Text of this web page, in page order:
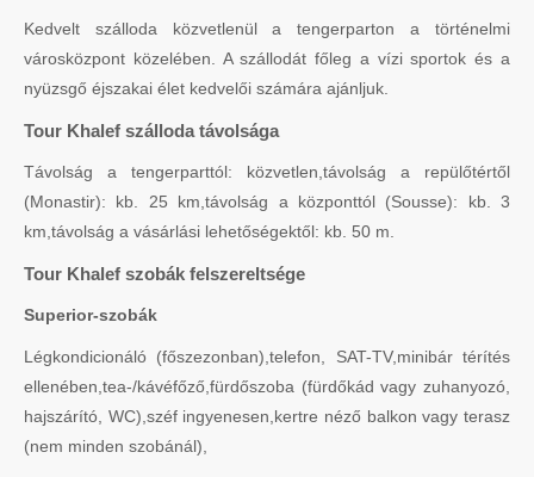
Kedvelt szálloda közvetlenül a tengerparton a történelmi
városközpont közelében. A szállodát főleg a vízi sportok és a
nyüzsgő éjszakai élet kedvelői számára ajánljuk.
Tour Khalef szálloda távolsága
Távolság a tengerparttól: közvetlen,távolság a repülőtértől
(Monastir): kb. 25 km,távolság a központtól (Sousse): kb. 3
km,távolság a vásárlási lehetőségektől: kb. 50 m.
Tour Khalef szobák felszereltsége
Superior-szobák
Légkondicionáló (főszezonban),telefon, SAT-TV,minibár térítés
ellenében,tea-/kávéfőző,fürdőszoba (fürdőkád vagy zuhanyozó,
hajszárító, WC),széf ingyenesen,kertre néző balkon vagy terasz
(nem minden szobánál),